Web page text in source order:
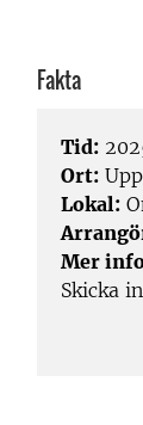
Fakta
Tid:
Ort:
Lokal:
Mer
Skicka